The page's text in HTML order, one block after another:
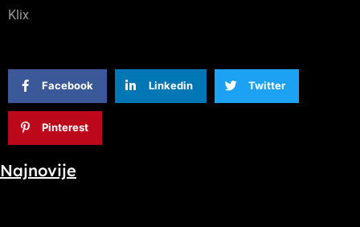
Klix
Facebook Linkedin Twitter
Pinterest
Najnovije